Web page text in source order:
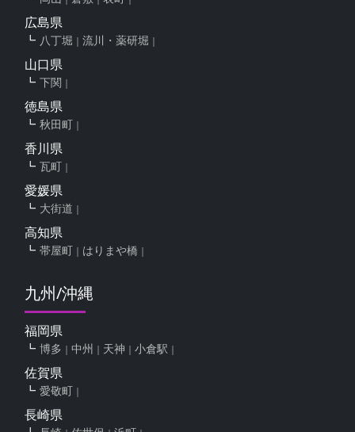
広島県
八丁堀 流川・薬研堀
山口県
下関
徳島県
秋田町
香川県
瓦町
愛媛県
大街道
高知県
帯屋町 はりまや橋
九州/沖縄
福岡県
博多 中州 天神 小倉駅
佐賀県
愛敬町
長崎県